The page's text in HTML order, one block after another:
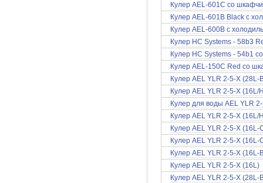
Кулер AEL-601C со
Кулер AEL-601B Вlack с
Кулер AEL-600B с
Кулер HC Systems - 58b3
Кулер HC Systems - 54b1
Кулер AEL-150C Red со
Кулер AEL YLR 2-5-X (28L-
Кулер AEL YLR 2-5-X (16L/
Кулер для воды AEL YLR
Кулер AEL YLR 2-5-X (16L/
Кулер AEL YLR 2-5-X
Кулер AEL YLR 2-5-X
Кулер AEL YLR 2-5-X (16L-
Кулер AEL YLR 2-5-X (16L)
Кулер AEL YLR 2-5-X (28L-